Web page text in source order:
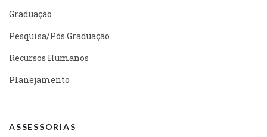
Graduação
Pesquisa/Pós Graduação
Recursos Humanos
Planejamento
ASSESSORIAS